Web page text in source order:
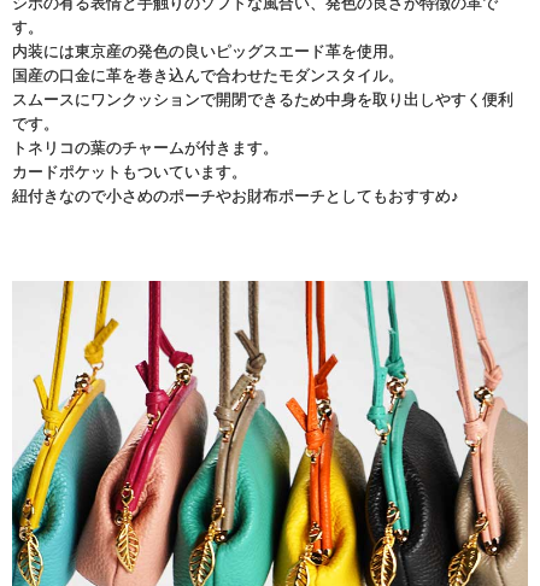
す。
内装には東京産の発色の良いピッグスエード革を使用。
国産の口金に革を巻き込んで合わせたモダンスタイル。
スムースにワンクッションで開閉できるため中身を取り出しやすく便利
です。
トネリコの葉のチャームが付きます。
カードポケットもついています。
紐付きなので小さめのポーチやお財布ポーチとしてもおすすめ♪